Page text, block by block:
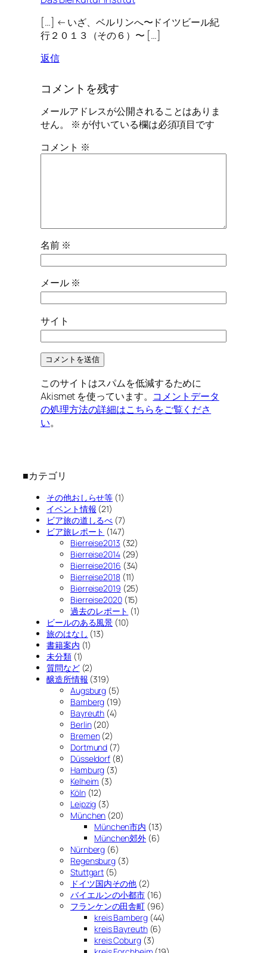
[…] ← いざ、ベルリンへ〜ドイツビール紀
行２０１３（その６）〜 […]
返信
コメントを残す
メールアドレスが公開されることはありま
せん。
※ が付いている欄は必須項目です
コメント ※
名前 ※
メール ※
サイト
このサイトはスパムを低減するために
Akismet を使っています。 コメントデータ
の処理方法の詳細はこちらをご覧くださ
い。
■カテゴリ
その他おしらせ等 (1)
イベント情報 (21)
ビア旅の道しるべ (7)
ビア旅レポート (147)
Bierreise2013 (32)
Bierreise2014(29)
Bierreise2016 (34)
Bierreise2018(11)
Bierreise2019 (25)
Bierreise2020(15)
過去のレポート (1)
ビールのある風景 (10)
旅のはなし (13)
書籍案内 (1)
未分類(1)
質問など(2)
醸造所情報 (319)
Augsburg (5)
Bamberg (19)
Bayreuth (4)
Berlin(20)
Bremen(2)
Dortmund (7)
Düsseldorf (8)
Hamburg (3)
Kelheim (3)
Köln(12)
Leipzig (3)
München (20)
München市内 (13)
München郊外 (6)
Nürnberg (6)
Regensburg (3)
Stuttgart (5)
ドイツ国内その他 (2)
バイエルンの小都市 (16)
フランケンの田舎町 (96)
kreis Bamberg(44)
kreis Bayreuth(6)
kreis Coburg(3)